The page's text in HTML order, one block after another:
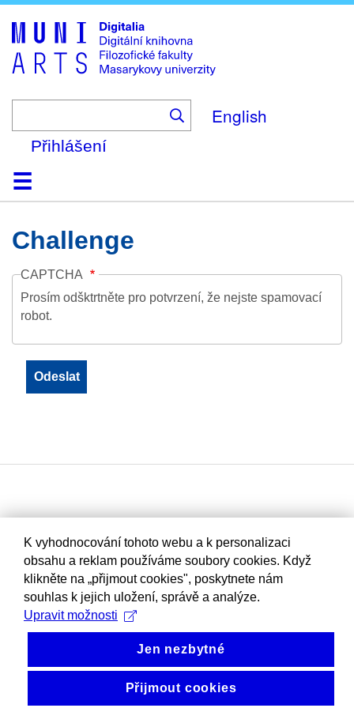
to
main
content
English
Přihlášení
DomůKolekce
Prohlížení
Vyhledávání
O platformě
Nápověda
KontaktDigitalia
Challenge
CAPTCHA
Prosím odšktrtněte pro potvrzení, že nejste spamovací
robot.
K vyhodnocování tohoto webu a k personalizaci
obsahu a reklam používáme soubory cookies. Když
klikněte na „přijmout cookies", poskytnete nám
souhlas k jejich uložení, správě a analýze.
Upravit možnosti
Jen nezbytné
Přijmout cookies